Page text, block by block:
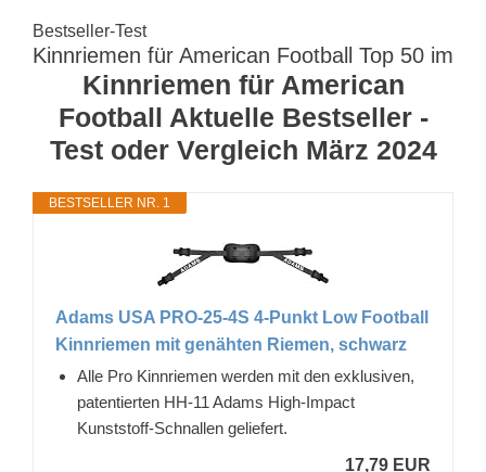
Bestseller-Test
Kinnriemen für American Football Top 50 im
Kinnriemen für American
Football Aktuelle Bestseller -
Test oder Vergleich März 2024
BESTSELLER NR. 1
Adams USA PRO-25-4S 4-Punkt Low Football
Kinnriemen mit genähten Riemen, schwarz
Alle Pro Kinnriemen werden mit den exklusiven,
patentierten HH-11 Adams High-Impact
Kunststoff-Schnallen geliefert.
17,79 EUR